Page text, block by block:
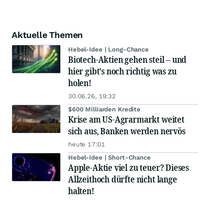
Aktuelle Themen
Hebel-Idee | Long-Chance
Biotech-Aktien gehen steil – und
hier gibt's noch richtig was zu
holen!
30.06.26, 19:32
$600 Milliarden Kredite
Krise am US-Agrarmarkt weitet
sich aus, Banken werden nervös
heute 17:01
Hebel-Idee | Short-Chance
Apple-Aktie viel zu teuer? Dieses
Allzeithoch dürfte nicht lange
halten!